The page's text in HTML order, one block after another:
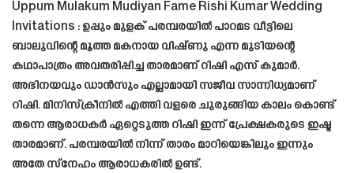
Uppum Mulakum Mudiyan Fame Rishi Kumar Wedding
Invitations : ഉപ്പും മുളക് പരമ്പരയിൽ പാറമട വീട്ടിലെ
ബാലുവിന്റെ മൂത്ത മകനായ വിഷ്ണു എന്ന മുടിയന്റെ
കഥാപാത്രം അവതരിപ്പിച്ച താരമാണ് റിഷി എസ് കുമാർ.
അഭിനയവും ഡാൻസും എല്ലാമായി സജീവ സാന്നിധ്യമാണ്
റിഷി. മിനിസ്‌ക്രീനിൽ എത്തി വളരെ ചുരുങ്ങിയ കാലം കൊണ്ട്
തന്നെ ആരാധകർ ഏറ്റെടുത്ത റിഷി ഇന്ന് പ്രേക്ഷകരുടെ ഇഷ്ട
താരമാണ്. പരമ്പരയിൽ നിന്ന് താരം മാറിയെങ്കിലും ഇന്നും
അതേ സ്നേഹം ആരാധകരിൽ ഉണ്ട്.